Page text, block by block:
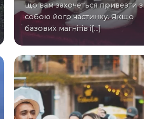
що вам захочеться привезти з
собою його частинку. Якщо
базових магнітів і[...]